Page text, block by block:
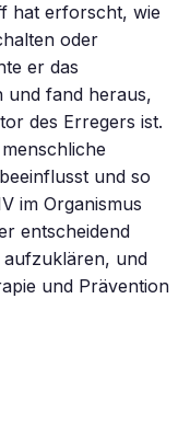
hat erforscht, wie
oder
er das
und fand heraus,
des Erregers ist.
und so
im Organismus
entscheidend
aufzuklären, und
und Prävention